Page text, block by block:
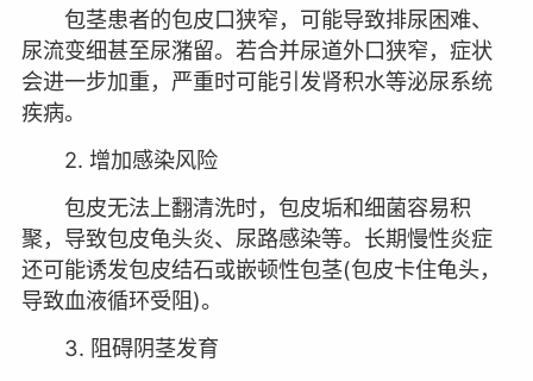
包茎患者的包皮口狭窄，可能导致排尿困难、
尿流变细甚至尿潴留。若合并尿道外口狭窄，症状
会进一步加重，严重时可能引发肾积水等泌尿系统
疾病。
2. 增加感染风险
包皮无法上翻清洗时，包皮垢和细菌容易积
聚，导致包皮龟头炎、尿路感染等。长期慢性炎症
还可能诱发包皮结石或嵌顿性包茎(包皮卡住龟头，
导致血液循环受阻)。
3. 阻碍阴茎发育